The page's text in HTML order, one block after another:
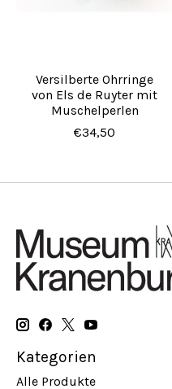
Versilberte Ohrringe
von Els de Ruyter mit
Muschelperlen
€34,50
Kategorien
Alle Produkte